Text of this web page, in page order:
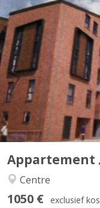
Appartement
Centre
1050 € exclusief
Furnished 1-
in a new
gardens. 3
SNCB train station